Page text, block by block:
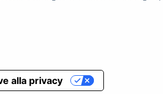
alla privacy